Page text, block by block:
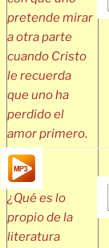
pretende mirar
a otra parte
cuando Cristo
le recuerda
que uno ha
perdido el
amor primero.
¿Qué es lo
propio de la
literatura